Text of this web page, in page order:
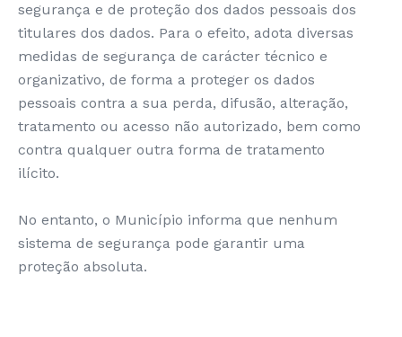
segurança e de proteção dos dados pessoais dos
titulares dos dados. Para o efeito, adota diversas
medidas de segurança de carácter técnico e
organizativo, de forma a proteger os dados
pessoais contra a sua perda, difusão, alteração,
tratamento ou acesso não autorizado, bem como
contra qualquer outra forma de tratamento
ilícito.
No entanto, o Município informa que nenhum
sistema de segurança pode garantir uma
proteção absoluta.